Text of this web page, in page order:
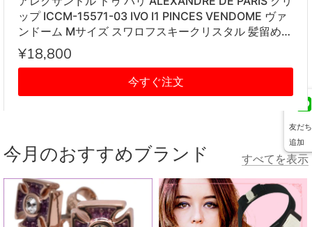
友だち
追加
ップ ICCM-15571-03 IVO I1 PINCES VENDOME ヴァ
ンドーム Mサイズ スワロフスキークリスタル 髪留め
レディース アイボリー系
¥18,800
今すぐ注文
今月のおすすめブランド すべてを表示